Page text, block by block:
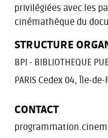
privilégiées avec les
cinémathèque du
STRUCTURE
BPI - BIBLIOTHEQUE
PARIS Cedex 04, Île-
CONTACT